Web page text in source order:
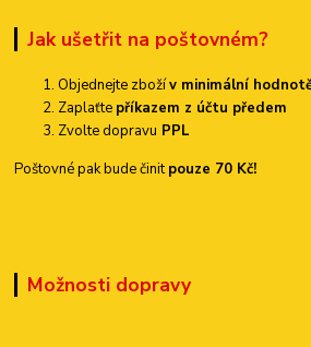
Jak ušetřit na poštovném?
Objednejte zbožív minimální
Zaplaťte příkazem z účtu předem
Zvolte dopravu PPL
Poštovné pak bude činitpouze 70 Kč!
Možnosti dopravy